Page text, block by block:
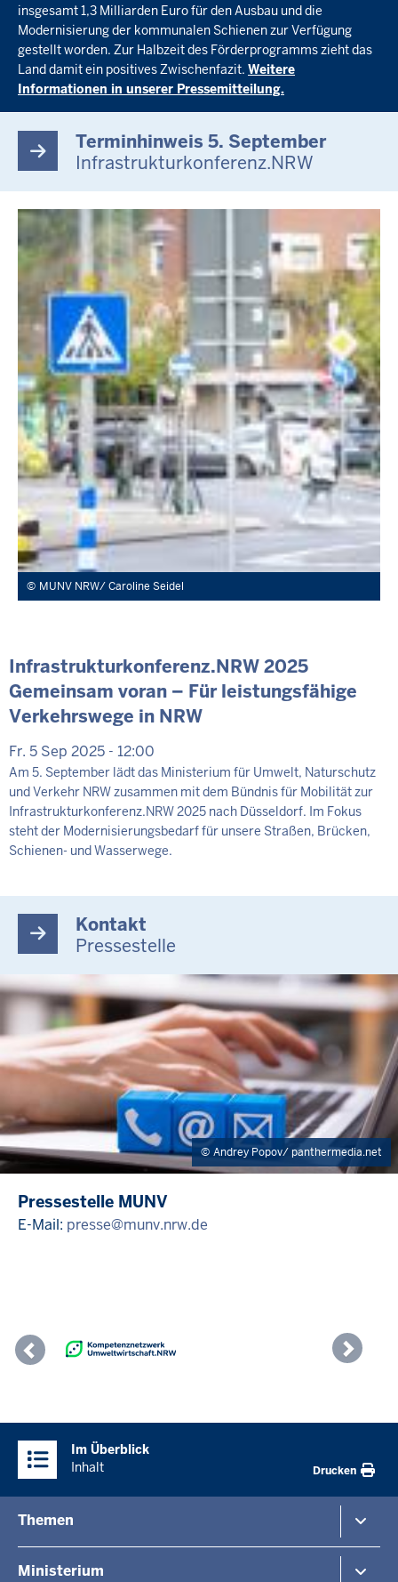
insgesamt 1,3 Milliarden Euro für den Ausbau und die
Modernisierung der kommunalen Schienen zur Verfügung
gestellt worden. Zur Halbzeit des Förderprogramms zieht das
Land damit ein positives Zwischenfazit. Weitere
Informationen in unserer Pressemitteilung.
Terminhinweis 5. September
Infrastrukturkonferenz.NRW
MUNV NRW/ Caroline Seidel
Infrastrukturkonferenz.NRW 2025
Gemeinsam voran – Für leistungsfähige
Verkehrswege in NRW
Fr. 5 Sep 2025 - 12:00
Am 5. September lädt das Ministerium für Umwelt, Naturschutz
und Verkehr NRW zusammen mit dem Bündnis für Mobilität zur
Infrastrukturkonferenz.NRW 2025 nach Düsseldorf. Im Fokus
steht der Modernisierungsbedarf für unsere Straßen, Brücken,
Schienen- und Wasserwege.
Kontakt
Pressestelle
Andrey Popov/ panthermedia.net
Pressestelle MUNV
E-Mail: presse@munv.nrw.de
Previous
Inhalte
Im Überblick
Inhalt
Drucken
in
der
Fußzeile
Themen
Ministerium